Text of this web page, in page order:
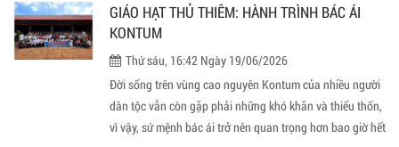
GIÁO HẠT THỦ THIÊM: HÀNH TRÌNH BÁC ÁI
KONTUM
Thứ sáu, 16:42 Ngày 19/06/2026
Đời sống trên vùng cao nguyên Kontum của nhiều người
dân tộc vẫn còn gặp phải những khó khăn và thiếu thốn,
vì vậy, sứ mệnh bác ái trở nên quan trọng hơn bao giờ hết